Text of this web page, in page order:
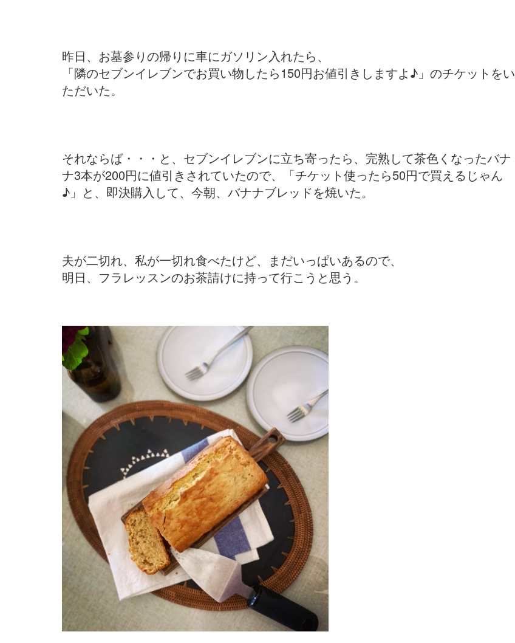
昨日、お墓参りの帰りに車にガソリン入れたら、
「隣のセブンイレブンでお買い物したら150円お値引きしますよ♪」のチケットをい
ただいた。
それならば・・・と、セブンイレブンに立ち寄ったら、完熟して茶色くなったバナ
ナ3本が200円に値引きされていたので、「チケット使ったら50円で買えるじゃん
♪」と、即決購入して、今朝、バナナブレッドを焼いた。
夫が二切れ、私が一切れ食べたけど、まだいっぱいあるので、
明日、フラレッスンのお茶請けに持って行こうと思う。